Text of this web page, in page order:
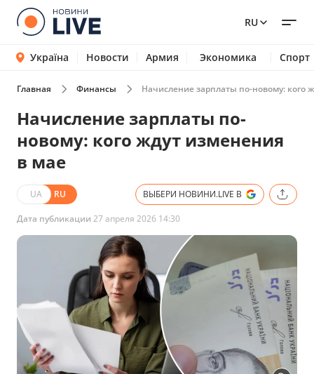
RU
Україна Новости Армия Экономика Спорт
Главная Финансы Начисление зарплаты по-новому: кого
Начисление зарплаты по-
новому: кого ждут изменения
в мае
UA RU ВЫБЕРИ НОВИНИ.LIVE В
Дата публикации 27 апреля 2026 14:30